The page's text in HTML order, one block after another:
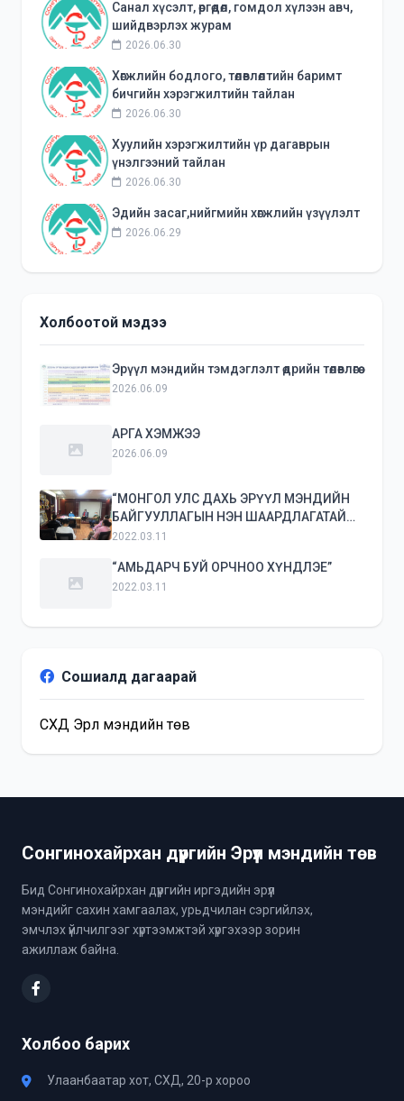
Санал хүсэлт, өргөдөл, гомдол хүлээн авч,
шийдвэрлэх журам
2026.06.30
Хөгжлийн бодлого, төлөвлөлтийн баримт
бичгийн хэрэгжилтийн тайлан
2026.06.30
Хуулийн хэрэгжилтийн үр дагаврын
үнэлгээний тайлан
2026.06.30
Эдийн засаг,нийгмийн хөгжлийн үзүүлэлт
2026.06.29
Холбоотой мэдээ
Эрүүл мэндийн тэмдэглэлт өдрийн төлөвлөгөө
2026.06.09
АРГА ХЭМЖЭЭ
2026.06.09
“МОНГОЛ УЛС ДАХЬ ЭРҮҮЛ МЭНДИЙН
БАЙГУУЛЛАГЫН НЭН ШААРДЛАГАТАЙ
ТУСЛАМЖ ҮЙЛЧИЛГЭЭНИЙ ТАСРАЛТГҮЙ
ҮЗҮҮЛЭХ НӨЛӨӨГ ҮНЭЛЭХ НЬ”
2022.03.11
“АМЬДАРЧ БУЙ ОРЧНОО ХҮНДЛЭЕ”
2022.03.11
Сошиалд дагаарай
СХД Эрүүл мэндийн төв
Сонгинохайрхан дүүргийн Эрүүл мэндийн төв
Бид Сонгинохайрхан дүүргийн иргэдийн эрүүл
мэндийг сахин хамгаалах, урьдчилан сэргийлэх,
эмчлэх үйлчилгээг хүртээмжтэй хүргэхээр зорин
ажиллаж байна.
Холбоо барих
Улаанбаатар хот, СХД, 20-р хороо